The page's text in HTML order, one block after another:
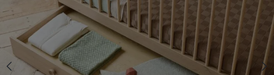
KLIK EN BESTEL
Op voorraad